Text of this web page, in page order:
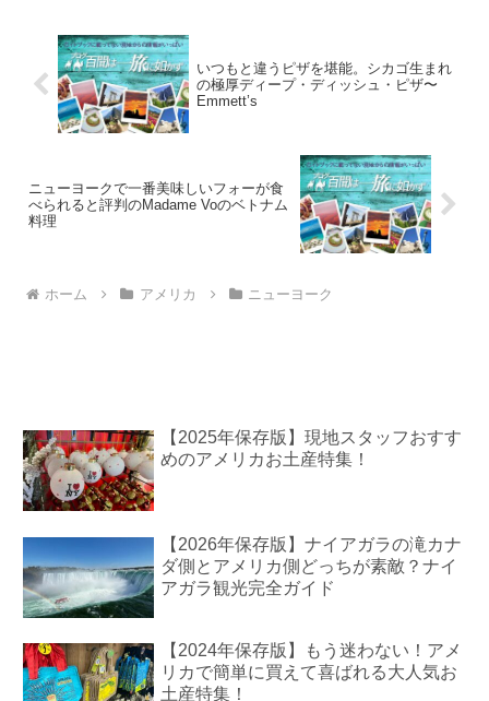
いつもと違うピザを堪能。シカゴ生まれ
の極厚ディープ・ディッシュ・ピザ〜
Emmett’s
ニューヨークで一番美味しいフォーが食
べられると評判のMadame Voのベトナム
料理
ホーム アメリカ ニューヨーク
【2025年保存版】現地スタッフおすす
めのアメリカお土産特集！
【2026年保存版】ナイアガラの滝カナ
ダ側とアメリカ側どっちが素敵？ナイ
アガラ観光完全ガイド
【2024年保存版】もう迷わない！アメ
リカで簡単に買えて喜ばれる大人気お
土産特集！